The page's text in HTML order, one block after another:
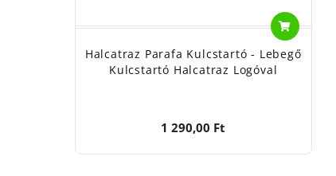
Halcatraz Parafa Kulcstartó - Lebegő
Kulcstartó Halcatraz Logóval
1 290,00 Ft